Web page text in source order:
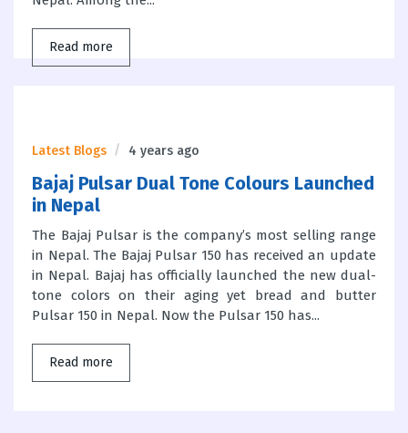
Read more
Latest Blogs 4 years ago
Bajaj Pulsar Dual Tone Colours Launched
in Nepal
The Bajaj Pulsar is the company’s most selling range
in Nepal. The Bajaj Pulsar 150 has received an update
in Nepal. Bajaj has officially launched the new dual-
tone colors on their aging yet bread and butter
Pulsar 150 in Nepal. Now the Pulsar 150 has...
Read more